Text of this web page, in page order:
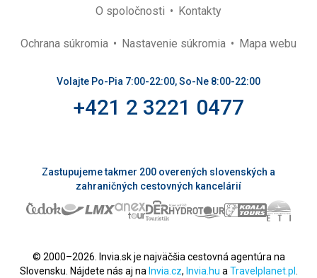
O spoločnosti
Kontakty
Ochrana súkromia Nastavenie súkromia Mapa webu
Volajte Po-Pia 7:00-22:00, So-Ne 8:00-22:00
+421 2 3221 0477
Zastupujeme takmer 200 overených slovenských a
zahraničných cestovných kancelárií
© 2000–2026. Invia.sk je najväčšia cestovná agentúra na
Slovensku. Nájdete nás aj na Invia.cz, Invia.hu a Travelplanet.pl